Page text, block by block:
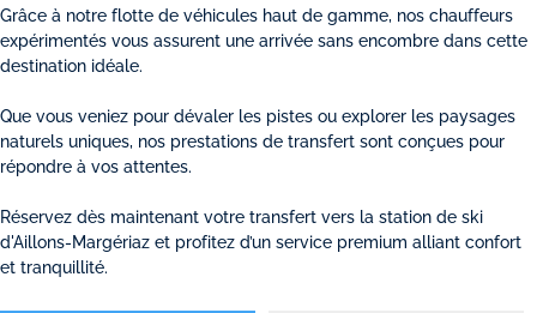
Grâce à notre flotte de véhicules haut de gamme, nos chauffeurs
expérimentés vous assurent une arrivée sans encombre dans cette
destination idéale.
Que vous veniez pour dévaler les pistes ou explorer les paysages
naturels uniques, nos prestations de transfert sont conçues pour
répondre à vos attentes.
Réservez dès maintenant votre transfert vers la station de ski
d'Aillons-Margériaz et profitez d’un service premium alliant confort
et tranquillité.